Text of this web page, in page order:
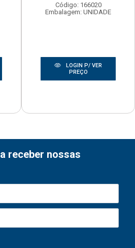
Código: 166020
Embalagem: UNIDADE
LOGIN P/ VER
PREÇO
receber nossas